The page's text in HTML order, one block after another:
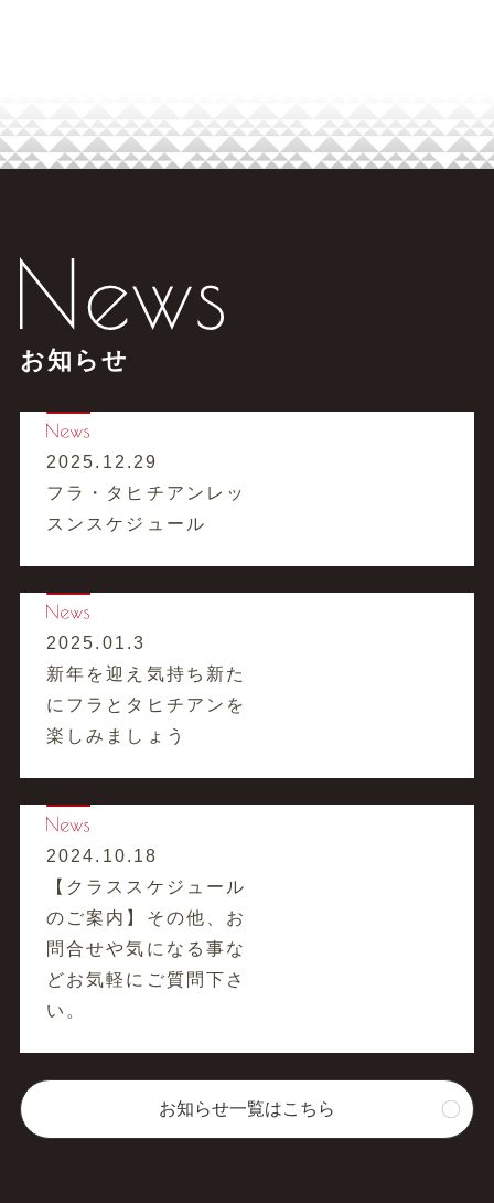
お知らせ
2025.12.29
フラ・タヒチアンレッ
スンスケジュール
2025.01.3
新年を迎え気持ち新た
にフラとタヒチアンを
楽しみましょう
2024.10.18
【クラススケジュール
のご案内】その他、お
問合せや気になる事な
どお気軽にご質問下さ
い。
お知らせ一覧はこちら